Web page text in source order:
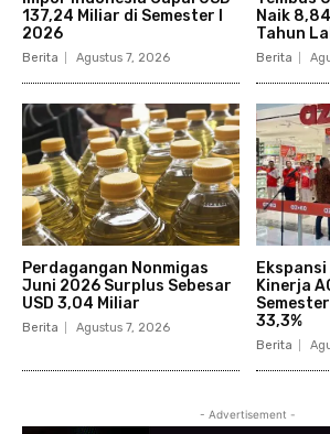
137,24 Miliar di Semester I
2026
Berita Agustus 7, 2026
Naik
Tahun
Berita
Perdagangan Nonmigas
Juni 2026 Surplus Sebesar
USD 3,04 Miliar
Berita Agustus 7, 2026
Kinerja
33,3%
Berita
- Advertisement -